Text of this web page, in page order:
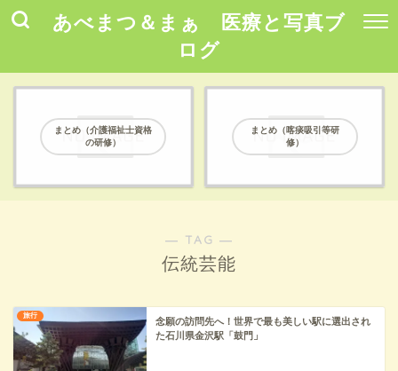
あべまつ＆まぁ 医療と写真ブ
ログ
まとめ（介護福祉士資格
の研修）
まとめ（喀痰吸引等研
修）
― TAG ―
伝統芸能
旅行
念願の訪問先へ！世界で最も美しい駅に選出され
た石川県金沢駅「鼓門」